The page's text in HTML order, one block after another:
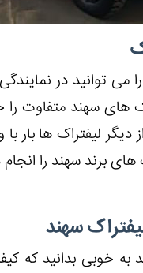
می توانید در
های سهند متفاوت را
برند سهند را
به خوبی بدانید که